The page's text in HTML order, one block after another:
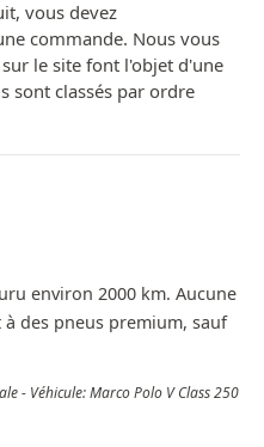
vous devez
commande. Nous vous
le site font l'objet d'une
sont classés par ordre
environ 2000 km. Aucune
des pneus premium, sauf
- Véhicule: Marco Polo V Class 250